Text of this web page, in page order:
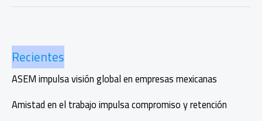
de
impulso
y
acción
Recientes
ASEM impulsa visión global en empresas mexicanas
Amistad en el trabajo impulsa compromiso y retención